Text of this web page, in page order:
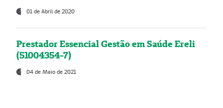
01 de Abril de 2020
Prestador Essencial Gestão em Saúde Ereli
(51004354-7)
04 de Maio de 2021